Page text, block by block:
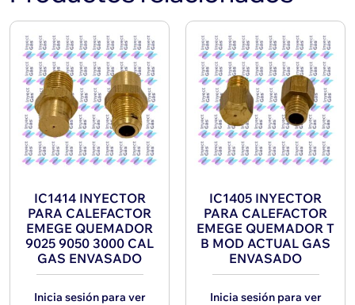
IC1414 INYECTOR
PARA CALEFACTOR
EMEGE QUEMADOR
9025 9050 3000 CAL
GAS ENVASADO
Inicia sesión para ver
IC1405 INYECTOR
PARA CALEFACTOR
EMEGE QUEMADOR T
B MOD ACTUAL GAS
ENVASADO
Inicia sesión para ver